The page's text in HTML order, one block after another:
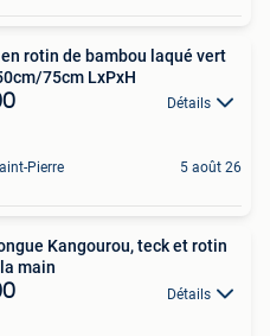
rotin de bambou laqué vert
75cm LxPxH
Détails
Pierre 5 août 26
Kangourou, teck et rotin
main
Détails